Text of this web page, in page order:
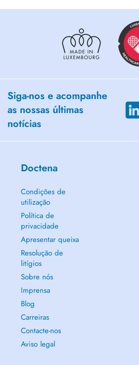
Siga-nos e acompanhe
as nossas últimas
notícias
Doctena
Condições de
utilização
Política de
privacidade
Apresentar queixa
Resolução de
litígios
Sobre nós
Imprensa
Blog
Carreiras
Contacte-nos
Aviso legal